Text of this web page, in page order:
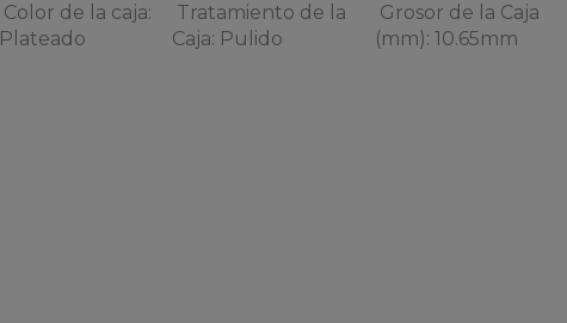
Color de la caja:
Plateado
Tratamiento de la
Caja: Pulido
Grosor de la Caja
(mm): 10.65mm